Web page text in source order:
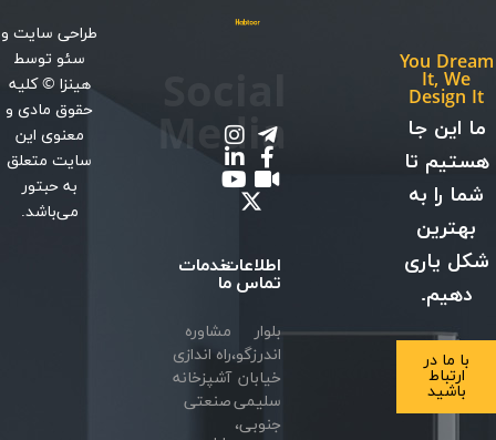
You Dream
It, We
Design It
ما این جا
هستیم تا
شما را به
بهترین
شکل یاری
دهیم.
با ما در
ارتباط
باشید
اطلاعات
تماس
بلوار
اندرزگو،
خیابان
سلیمی
جنوبی،
Media
خدمات
ما
مشاوره
راه اندازی
آشپزخانه
صنعتی
طراحی سایتو
سئوتوسط
هینزا © کلیه
حقوق مادی و
معنوی این
سایت متعلق
به حبتور
می‌باشد.